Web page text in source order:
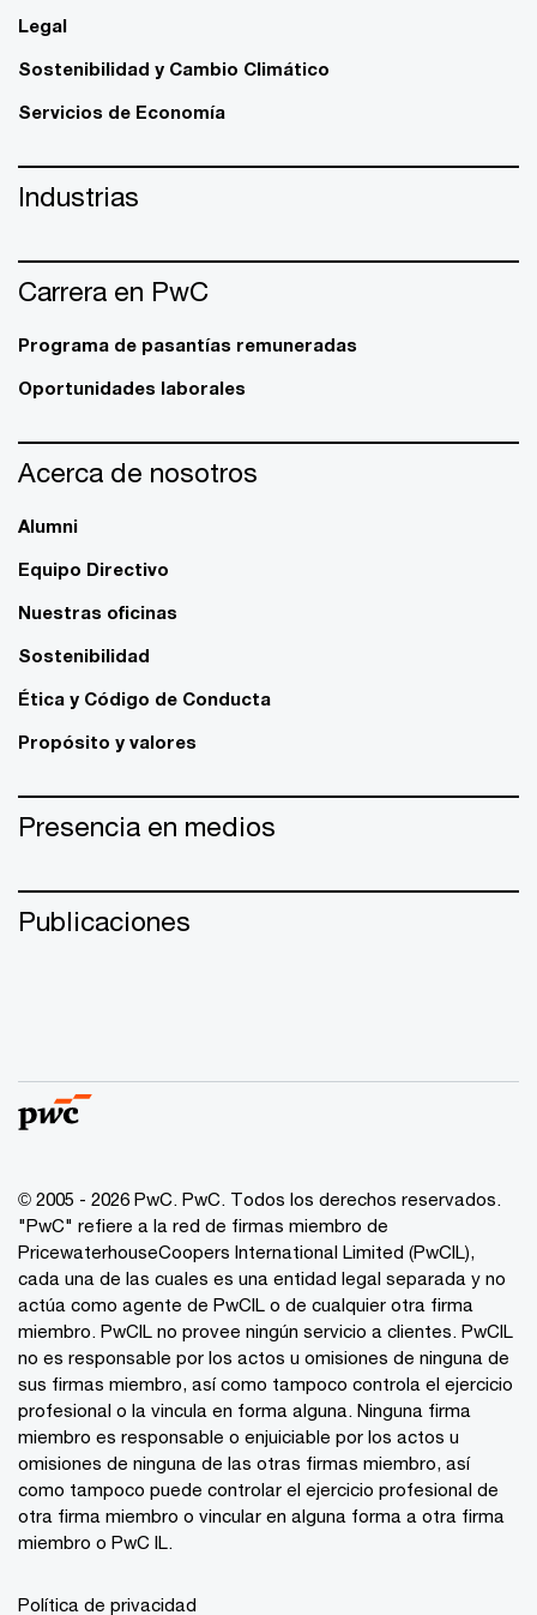
Legal
Sostenibilidad y Cambio Climático
Servicios de Economía
Industrias
Carrera en PwC
Programa de pasantías remuneradas
Oportunidades laborales
Acerca de nosotros
Alumni
Equipo Directivo
Nuestras oficinas
Sostenibilidad
Ética y Código de Conducta
Propósito y valores
Presencia en medios
Publicaciones
© 2005 - 2026 PwC. PwC. Todos los derechos reservados.
"PwC" refiere a la red de firmas miembro de
PricewaterhouseCoopers International Limited (PwCIL),
cada una de las cuales es una entidad legal separada y no
actúa como agente de PwCIL o de cualquier otra firma
miembro. PwCIL no provee ningún servicio a clientes. PwCIL
no es responsable por los actos u omisiones de ninguna de
sus firmas miembro, así como tampoco controla el ejercicio
profesional o la vincula en forma alguna. Ninguna firma
miembro es responsable o enjuiciable por los actos u
omisiones de ninguna de las otras firmas miembro, así
como tampoco puede controlar el ejercicio profesional de
otra firma miembro o vincular en alguna forma a otra firma
miembro o PwC IL.
Política de privacidad